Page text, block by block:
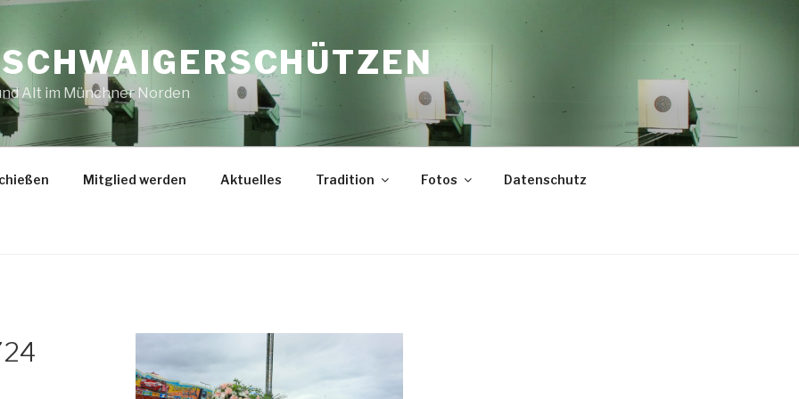
Alt im Münchner Norden
Mitglied werden Aktuelles Tradition Fotos Datenschutz